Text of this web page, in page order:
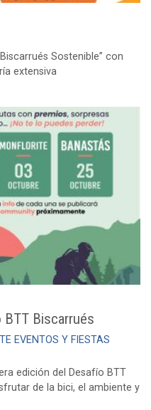
Sostenible” con
extensiva
BTT Biscarrués
EVENTOS Y FIESTAS
edición del Desafío BTT
de la bici, el ambiente y